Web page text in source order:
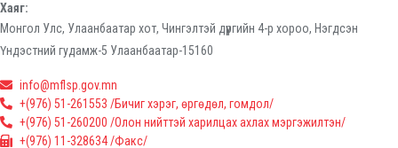
Хаяг:
Монгол Улс, Улаанбаатар хот, Чингэлтэй дүүргийн 4-р хороо, Нэгдсэн
Үндэстний гудамж-5 Улаанбаатар-15160
info@mflsp.gov.mn
+(976) 51-261553 /Бичиг хэрэг, өргөдөл, гомдол/
+(976) 51-260200 /Олон нийттэй харилцах ахлах мэргэжилтэн/
+(976) 11-328634 /Факс/